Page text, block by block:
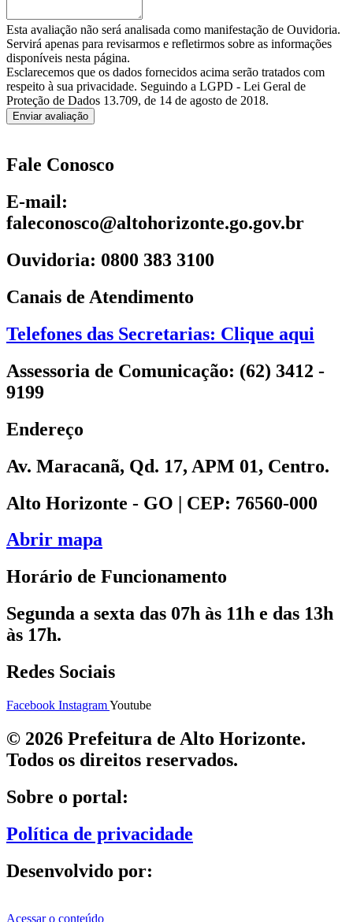
Esta avaliação não será analisada como manifestação de Ouvidoria.
Servirá apenas para revisarmos e refletirmos sobre as informações
disponíveis nesta página.
Esclarecemos que os dados fornecidos acima serão tratados com
respeito à sua privacidade. Seguindo a LGPD - Lei Geral de
Proteção de Dados 13.709, de 14 de agosto de 2018.
Enviar avaliação
Fale Conosco
E-mail:
faleconosco@altohorizonte.go.gov.br
Ouvidoria: 0800 383 3100
Canais de Atendimento
Telefones das Secretarias: Clique aqui
Assessoria de Comunicação: (62) 3412 -
9199
Endereço
Av. Maracanã, Qd. 17, APM 01, Centro.
Alto Horizonte - GO | CEP: 76560-000
Abrir mapa
Horário de Funcionamento
Segunda a sexta das 07h às 11h e das 13h
às 17h.
Redes Sociais
Facebook InstagramYoutube
© 2026 Prefeitura de Alto Horizonte.
Todos os direitos reservados.
Sobre o portal:
Política de privacidade
Desenvolvido por:
Acessar o conteúdo